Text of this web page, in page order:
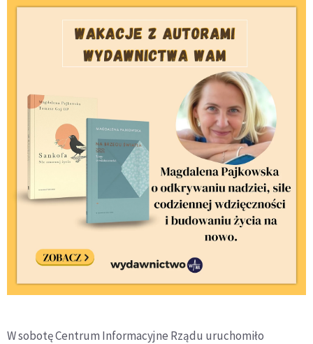
W sobotę Centrum Informacyjne Rządu uruchomiło